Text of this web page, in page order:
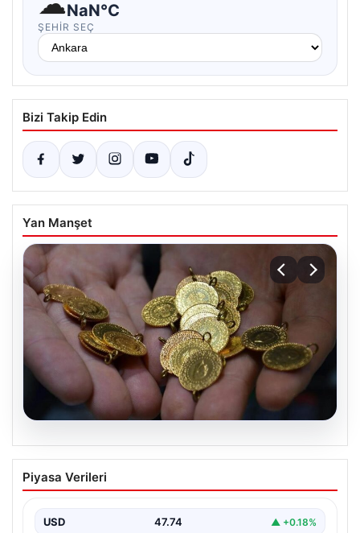
NaN°C
ŞEHIR SEÇ
Bizi Takip Edin
Yan Manşet
07.08.2026
Altın fiyatları canlı 14 Nisan 2026: Altın
fiyatları ne kadar oldu? Gram, çeyrek,
fiyatları
Piyasa Verileri
USD 47.74 ▲ +0.18%